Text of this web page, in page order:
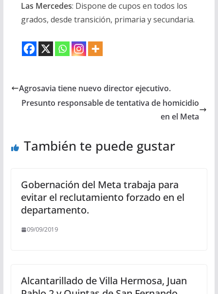
Las Mercedes: Dispone de cupos en todos los
grados, desde transición, primaria y secundaria.
Agrosavia tiene nuevo director ejecutivo.
Presunto responsable de tentativa de homicidio
en el Meta
También te puede gustar
Gobernación del Meta trabaja para
evitar el reclutamiento forzado en el
departamento.
09/09/2019
Alcantarillado de Villa Hermosa, Juan